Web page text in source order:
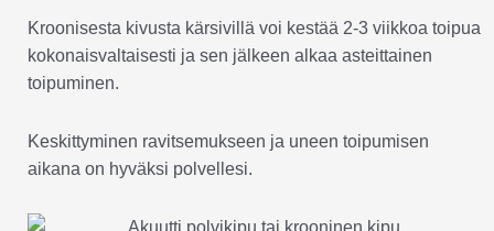
Kroonisesta kivusta kärsivillä voi kestää 2-3 viikkoa toipua
kokonaisvaltaisesti ja sen jälkeen alkaa asteittainen
toipuminen.
Keskittyminen ravitsemukseen ja uneen toipumisen
aikana on hyväksi polvellesi.